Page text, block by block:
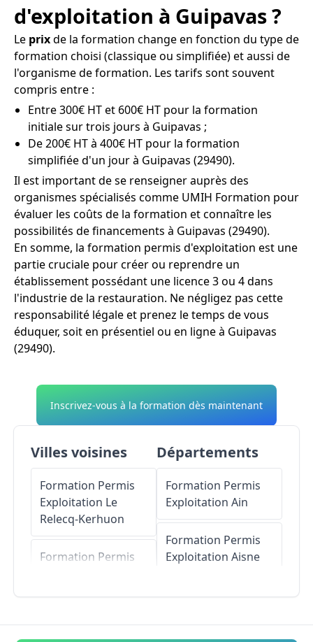
d'exploitation à Guipavas ?
Le prixde la formation change en fonction du type de
formation choisi (classique ou simplifiée) et aussi de
l'organisme de formation. Les tarifs sont souvent
compris entre :
Entre 300€ HT et 600€ HT pour la formation
initiale sur trois jours à Guipavas ;
De 200€ HT à 400€ HT pour la formation
simplifiée d'un jour à Guipavas (29490).
Il est important de se renseigner auprès des
organismes spécialisés comme UMIH Formation pour
évaluer les coûts de la formation et connaître les
possibilités de financements à Guipavas (29490).
En somme, la formation permis d'exploitation est une
partie cruciale pour créer ou reprendre un
établissement possédant une licence 3 ou 4 dans
l'industrie de la restauration. Ne négligez pas cette
responsabilité légale et prenez le temps de vous
éduquer, soit en présentiel ou en ligne à Guipavas
(29490).
Inscrivez-vous à la formation dès maintenant
Villes voisines
Formation Permis
Exploitation Le
Relecq-Kerhuon
Formation Permis
Formation Permis
Départements
Formation Permis
Exploitation Ain
Formation Permis
Exploitation Aisne
Formation Permis